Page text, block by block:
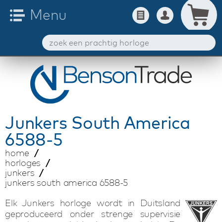
Junkers South America
6588-5
home
horloges
junkers
junkers south america 6588-5
Elk Junkers horloge wordt in Duitsland
geproduceerd onder strenge supervisie